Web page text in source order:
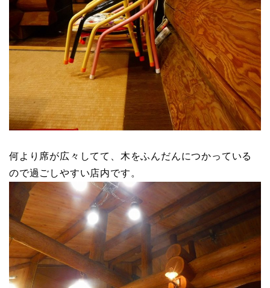
何より席が広々してて、木をふんだんにつかっている
ので過ごしやすい店内です。